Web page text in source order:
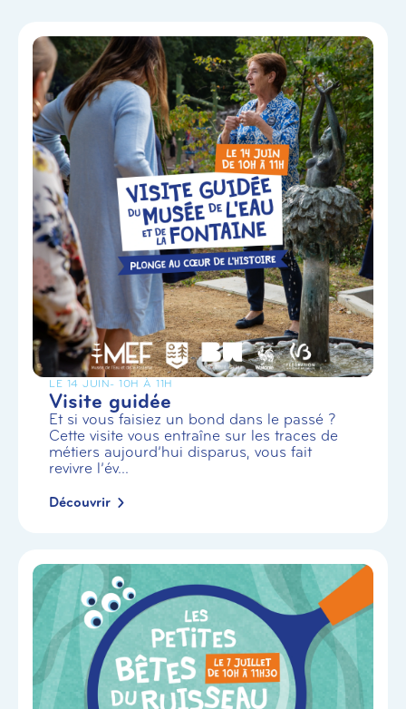
LE 14 JUIN- 10H À 11H
Visite guidée
Et si vous faisiez un bond dans le passé ?
Cette visite vous entraîne sur les traces de
métiers aujourd’hui disparus, vous fait
revivre l’év...
Découvrir